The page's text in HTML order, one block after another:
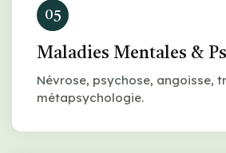
05
Maladies Mentales &
Névrose, psychose, angoisse,
métapsychologie.